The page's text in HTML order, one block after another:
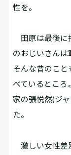
性を。
田原は最後に
のおじいさんは
そんな昔のこ
べているところ
家の張悦然(ジ
た。
激しい女性差